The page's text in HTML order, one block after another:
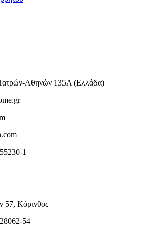
Αθηνών 135Α (Ελλάδα)
1
57, Κόρινθος
54